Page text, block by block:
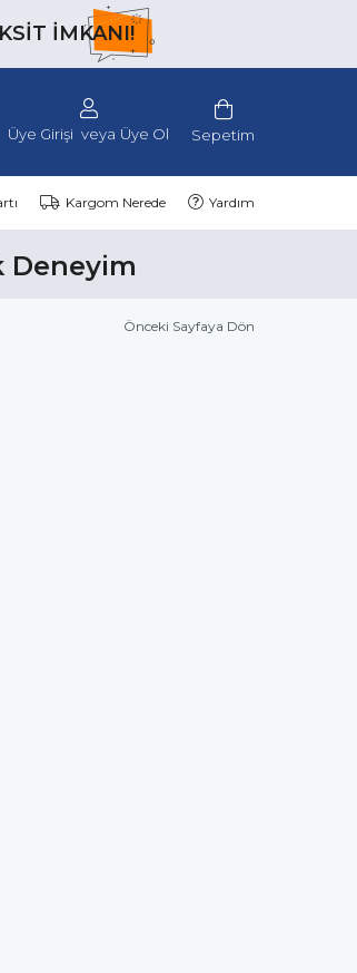
İMKANI!
Sepetim
Üye Girişi Üye Ol
Kargom Nerede Yardım
Deneyim
Önceki Sayfaya Dön